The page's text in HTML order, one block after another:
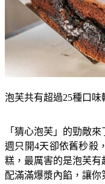
泡芙共有超過25種口味
「猜心泡芙」的勁敵
週只開4天卻依舊秒殺
糕，最厲害的是泡芙有
配滿滿爆漿內餡，讓